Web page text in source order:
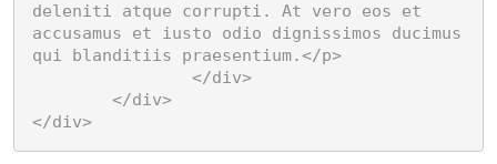
deleniti atque corrupti. At vero eos et
accusamus et iusto odio dignissimos ducimus
qui blanditiis praesentium.</p>
</div>